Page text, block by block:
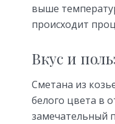
выше
происходит
Вкус и
Сметана из
белого цвета в
замечательный